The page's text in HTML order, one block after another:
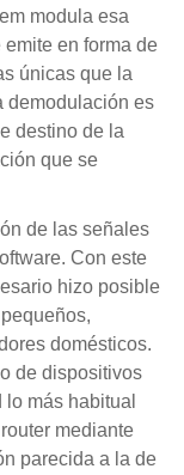
modula esa
en forma de
únicas que la
demodulación es
destino de la
que se
de las señales
Con este
hizo posible
domésticos.
de dispositivos
más habitual
mediante
parecida a la de